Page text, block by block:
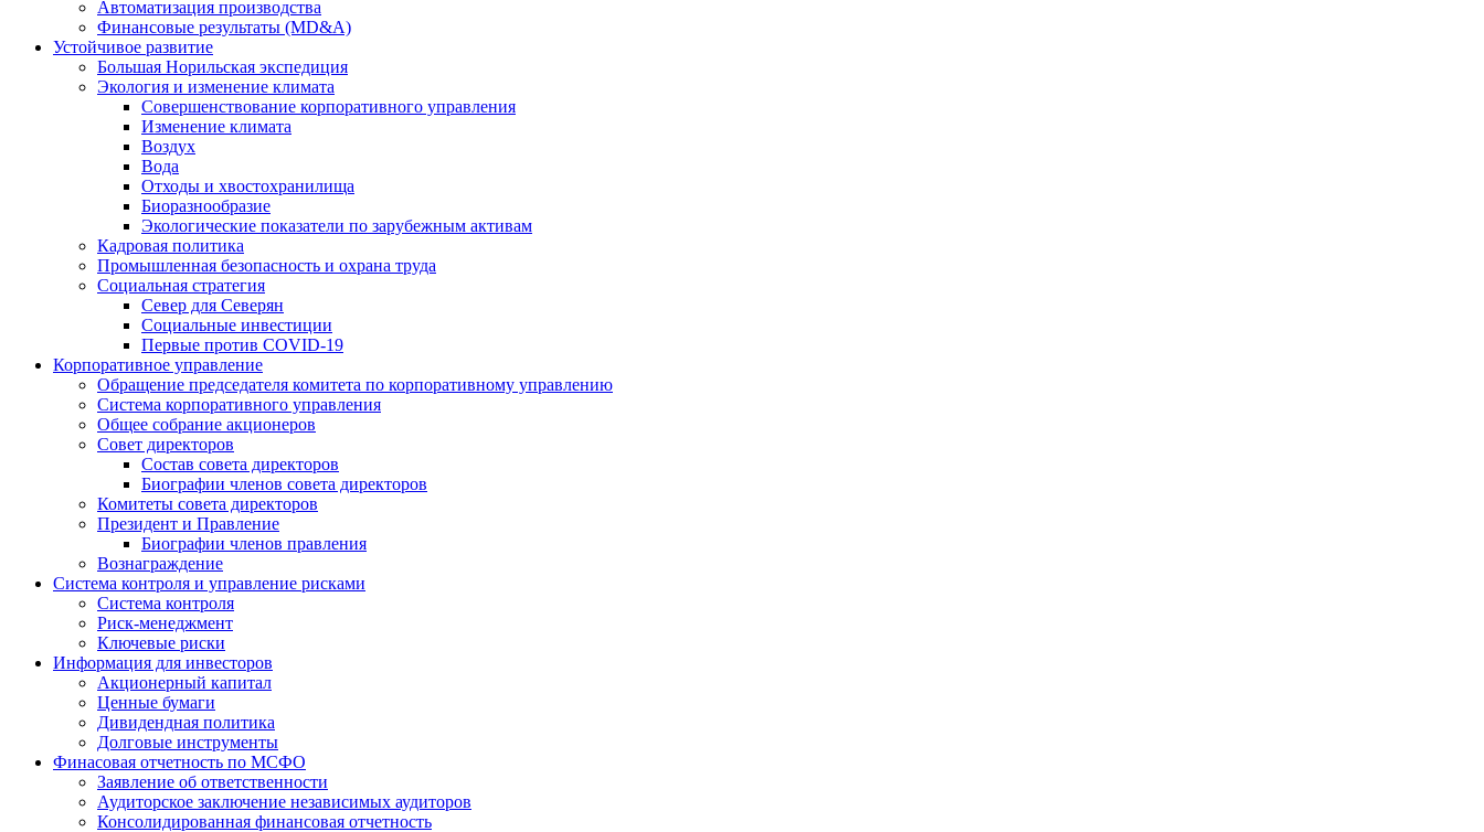
Автоматизация производства
Финансовые результаты (MD&A)
Устойчивое развитие
Большая Норильская экспедиция
Экология и изменение климата
Совершенствование корпоративного управления
Изменение климата
Воздух
Вода
Отходы и хвостохранилища
Биоразнообразие
Экологические показатели по зарубежным активам
Кадровая политика
Промышленная безопасность и охрана труда
Социальная стратегия
Север для Северян
Социальные инвестиции
Первые против COVID‑19
Корпоративное управление
Обращение председателя комитета по корпоративному управлению
Система корпоративного управления
Общее собрание акционеров
Совет директоров
Состав совета директоров
Биографии членов совета директоров
Комитеты совета директоров
Президент и Правление
Биографии членов правления
Вознаграждение
Система контроля и управление рисками
Система контроля
Риск-менеджмент
Ключевые риски
Информация для инвесторов
Акционерный капитал
Ценные бумаги
Дивидендная политика
Долговые инструменты
Финасовая отчетность по МСФО
Заявление об ответственности
Аудиторское заключение независимых аудиторов
Консолидированная финансовая отчетность